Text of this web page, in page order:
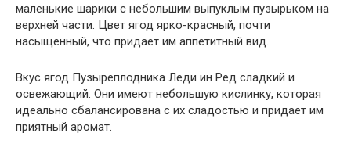
маленькие шарики с небольшим выпуклым пузырьком на
верхней части. Цвет ягод ярко-красный, почти
насыщенный, что придает им аппетитный вид.
Вкус ягод Пузыреплодника Леди ин Ред сладкий и
освежающий. Они имеют небольшую кислинку, которая
идеально сбалансирована с их сладостью и придает им
приятный аромат.